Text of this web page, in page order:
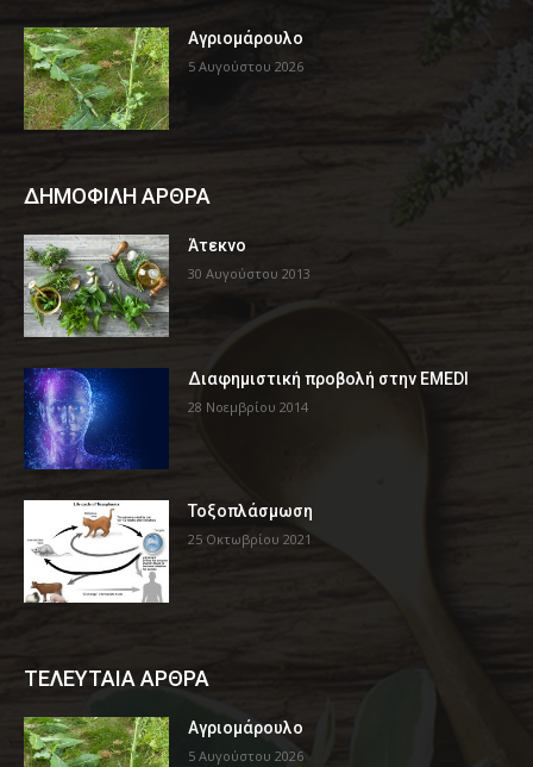
Αγριομάρουλο
5 Αυγούστου 2026
ΔΗΜΟΦΙΛΗ ΑΡΘΡΑ
Άτεκνο
30 Αυγούστου 2013
Διαφημιστική προβολή στην EMEDI
28 Νοεμβρίου 2014
Τοξοπλάσμωση
25 Οκτωβρίου 2021
ΤΕΛΕΥΤΑΙΑ ΑΡΘΡΑ
Αγριομάρουλο
5 Αυγούστου 2026